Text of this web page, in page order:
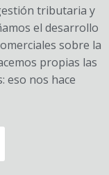
tributaria y
el desarrollo
sobre la
propias las
eso nos hace